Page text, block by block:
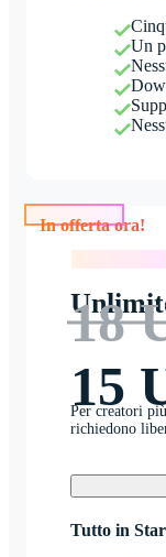
Un
18
15
Per creatori
richiedono
Tutto in